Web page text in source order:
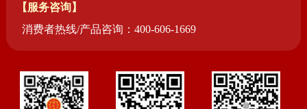
【服务咨询】
消费者热线/产品咨询：400-606-1669